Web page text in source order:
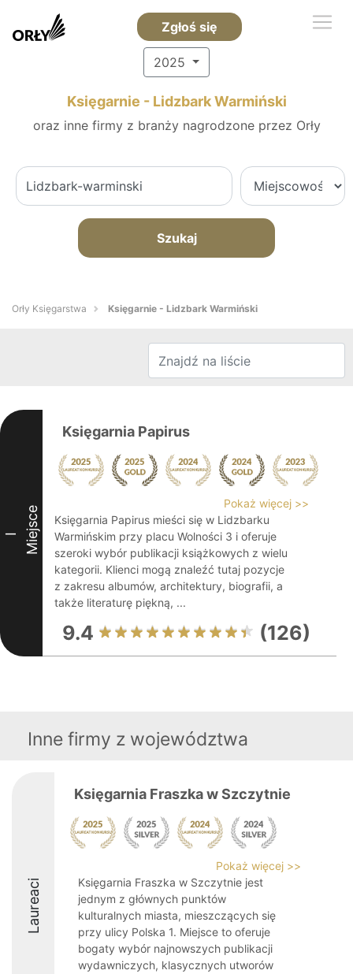
Zgłoś się
2025
Księgarnie - Lidzbark Warmiński
oraz inne firmy z branży nagrodzone przez Orły
Szukaj
Orły Księgarstwa Księgarnie - Lidzbark Warmiński
I Miejsce
Księgarnia Papirus
Pokaż więcej >>
Księgarnia Papirus mieści się w Lidzbarku
Warmińskim przy placu Wolności 3 i oferuje
szeroki wybór publikacji książkowych z wielu
kategorii. Klienci mogą znaleźć tutaj pozycje
z zakresu albumów, architektury, biografii, a
także literaturę piękną, ...
9.4 (126)
Inne firmy z województwa
Laureaci
Księgarnia Fraszka w Szczytnie
Pokaż więcej >>
Księgarnia Fraszka w Szczytnie jest
jednym z głównych punktów
kulturalnych miasta, mieszczących się
przy ulicy Polska 1. Miejsce to oferuje
bogaty wybór najnowszych publikacji
wydawniczych, klasycznych utworów